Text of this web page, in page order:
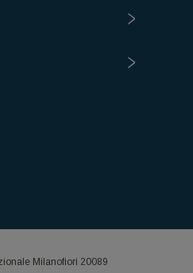
Milanofiori 20089